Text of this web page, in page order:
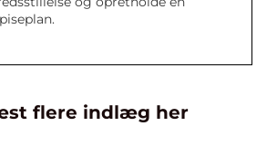
flere indlæg her